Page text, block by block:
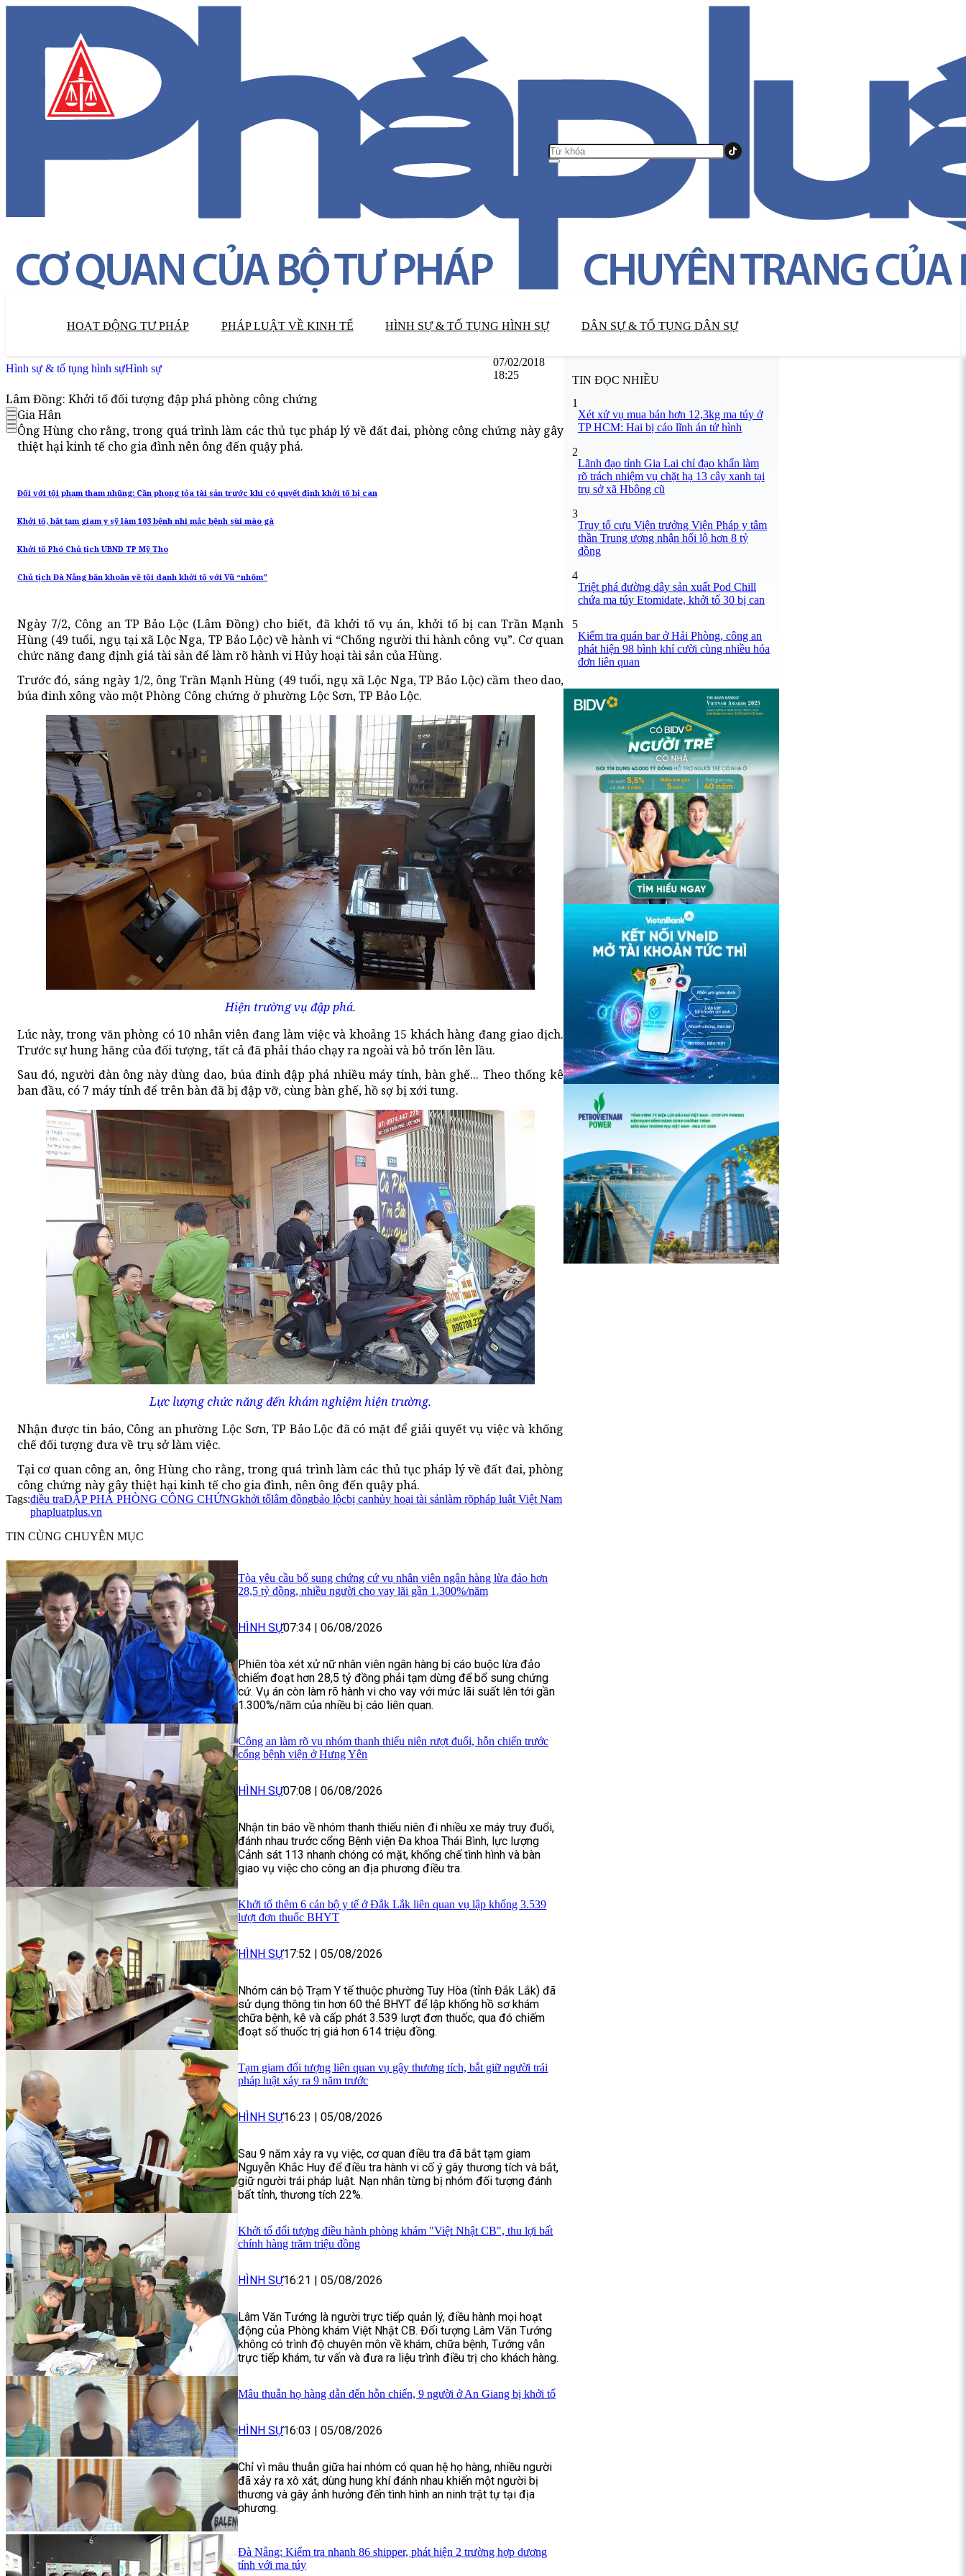
HOẠT ĐỘNG TƯ PHÁP PHÁP LUẬT VỀ KINH TẾ HÌNH SỰ & TỐ TỤNG HÌNH SỰ DÂN SỰ & TỐ TỤNG DÂN SỰ
Hình sự & tố tụng hình sựHình sự
07/02/2018
18:25
Lâm Đồng: Khởi tố đối tượng đập phá phòng công chứng
Gia Hân
Ông Hùng cho rằng, trong quá trình làm các thủ tục pháp lý về đất đai, phòng công chứng này gây
thiệt hại kinh tế cho gia đình nên ông đến quậy phá.
Đối với tội phạm tham nhũng: Cần phong tỏa tài sản trước khi có quyết định khởi tố bị can
Khởi tố, bắt tạm giam y sỹ làm 103 bệnh nhi mắc bệnh sùi mào gà
Khởi tố Phó Chủ tịch UBND TP Mỹ Tho
Chủ tịch Đà Nẵng băn khoăn về tội danh khởi tố với Vũ “nhôm”
Ngày 7/2, Công an TP Bảo Lộc (Lâm Đồng) cho biết, đã khởi tố vụ án, khởi tố bị can Trần Mạnh
Hùng (49 tuổi, ngụ tại xã Lộc Nga, TP Bảo Lộc) về hành vi “Chống người thi hành công vụ”. Cơ quan
chức năng đang định giá tài sản để làm rõ hành vi Hủy hoại tài sản của Hùng.
Trước đó, sáng ngày 1/2, ông Trần Mạnh Hùng (49 tuổi, ngụ xã Lộc Nga, TP Bảo Lộc) cầm theo dao,
búa đinh xông vào một Phòng Công chứng ở phường Lộc Sơn, TP Bảo Lộc.
Hiện trường vụ đập phá.
Lúc này, trong văn phòng có 10 nhân viên đang làm việc và khoảng 15 khách hàng đang giao dịch.
Trước sự hung hăng của đối tượng, tất cả đã phải tháo chạy ra ngoài và bỏ trốn lên lầu.
Sau đó, người đàn ông này dùng dao, búa đinh đập phá nhiều máy tính, bàn ghế... Theo thống kê
ban đầu, có 7 máy tính để trên bàn đã bị đập vỡ, cùng bàn ghế, hồ sợ bị xới tung.
Lực lượng chức năng đến khám nghiệm hiện trường.
Nhận được tin báo, Công an phường Lộc Sơn, TP Bảo Lộc đã có mặt để giải quyết vụ việc và khống
chế đối tượng đưa về trụ sở làm việc.
Tại cơ quan công an, ông Hùng cho rằng, trong quá trình làm các thủ tục pháp lý về đất đai, phòng
công chứng này gây thiệt hại kinh tế cho gia đình, nên ông đến quậy phá.
Tags:điều traĐẬP PHÁ PHÒNG CÔNG CHỨNGkhởi tốlâm đồngbảo lộcbị canhủy hoại tài sảnlàm rõpháp luật Việt Nam
phapluatplus.vn
TIN CÙNG CHUYÊN MỤC
Tòa yêu cầu bổ sung chứng cứ vụ nhân viên ngân hàng lừa đảo hơn
28,5 tỷ đồng, nhiều người cho vay lãi gần 1.300%/năm
HÌNH SỰ07:34 | 06/08/2026
Phiên tòa xét xử nữ nhân viên ngân hàng bị cáo buộc lừa đảo
chiếm đoạt hơn 28,5 tỷ đồng phải tạm dừng để bổ sung chứng
cứ. Vụ án còn làm rõ hành vi cho vay với mức lãi suất lên tới gần
1.300%/năm của nhiều bị cáo liên quan.
Công an làm rõ vụ nhóm thanh thiếu niên rượt đuổi, hỗn chiến trước
cổng bệnh viện ở Hưng Yên
HÌNH SỰ07:08 | 06/08/2026
Nhận tin báo về nhóm thanh thiếu niên đi nhiều xe máy truy đuổi,
đánh nhau trước cổng Bệnh viện Đa khoa Thái Bình, lực lượng
Cảnh sát 113 nhanh chóng có mặt, khống chế tình hình và bàn
giao vụ việc cho công an địa phương điều tra.
Khởi tố thêm 6 cán bộ y tế ở Đắk Lắk liên quan vụ lập khống 3.539
lượt đơn thuốc BHYT
HÌNH SỰ17:52 | 05/08/2026
Nhóm cán bộ Trạm Y tế thuộc phường Tuy Hòa (tỉnh Đắk Lắk) đã
sử dụng thông tin hơn 60 thẻ BHYT để lập khống hồ sơ khám
chữa bệnh, kê và cấp phát 3.539 lượt đơn thuốc, qua đó chiếm
đoạt số thuốc trị giá hơn 614 triệu đồng.
Tạm giam đối tượng liên quan vụ gây thương tích, bắt giữ người trái
pháp luật xảy ra 9 năm trước
HÌNH SỰ16:23 | 05/08/2026
Sau 9 năm xảy ra vụ việc, cơ quan điều tra đã bắt tạm giam
Nguyễn Khắc Huy để điều tra hành vi cố ý gây thương tích và bắt,
giữ người trái pháp luật. Nạn nhân từng bị nhóm đối tượng đánh
bất tỉnh, thương tích 22%.
Khởi tố đối tượng điều hành phòng khám "Việt Nhật CB", thu lợi bất
chính hàng trăm triệu đồng
HÌNH SỰ16:21 | 05/08/2026
Lâm Văn Tướng là người trực tiếp quản lý, điều hành mọi hoạt
động của Phòng khám Việt Nhật CB. Đối tượng Lâm Văn Tướng
không có trình độ chuyên môn về khám, chữa bệnh, Tướng vẫn
trực tiếp khám, tư vấn và đưa ra liệu trình điều trị cho khách hàng.
Mâu thuẫn họ hàng dẫn đến hỗn chiến, 9 người ở An Giang bị khởi tố
HÌNH SỰ16:03 | 05/08/2026
Chỉ vì mâu thuẫn giữa hai nhóm có quan hệ họ hàng, nhiều người
đã xảy ra xô xát, dùng hung khí đánh nhau khiến một người bị
thương và gây ảnh hưởng đến tình hình an ninh trật tự tại địa
phương.
Đà Nẵng: Kiểm tra nhanh 86 shipper, phát hiện 2 trường hợp dương
tính với ma túy
TIN ĐỌC NHIỀU
1
Xét xử vụ mua bán hơn 12,3kg ma túy ở
TP HCM: Hai bị cáo lĩnh án tử hình
2
Lãnh đạo tỉnh Gia Lai chỉ đạo khẩn làm
rõ trách nhiệm vụ chặt hạ 13 cây xanh tại
trụ sở xã Hbông cũ
3
Truy tố cựu Viện trưởng Viện Pháp y tâm
thần Trung ương nhận hối lộ hơn 8 tỷ
đồng
4
Triệt phá đường dây sản xuất Pod Chill
chứa ma túy Etomidate, khởi tố 30 bị can
5
Kiểm tra quán bar ở Hải Phòng, công an
phát hiện 98 bình khí cười cùng nhiều hóa
đơn liên quan